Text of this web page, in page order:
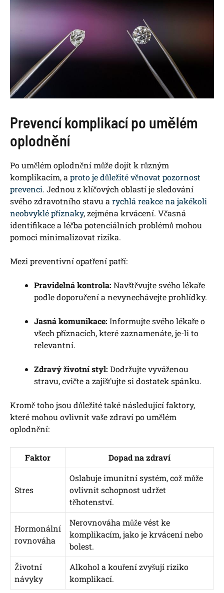
Prevencí komplikací po umělém
oplodnění
Po umělém oplodnění může dojít k různým
komplikacím, aproto je důležité věnovat pozornost
prevenci. Jednou z klíčových oblastí je sledování
svého zdravotního stavu arychlá reakce na jakékoli
neobvyklé příznaky, zejména krvácení. Včasná
identifikace a léčba potenciálních problémů mohou
pomoci minimalizovat rizika.
Mezi preventivní opatření patří:
Pravidelná kontrola: Navštěvujte svého lékaře
podle doporučení a nevynechávejte prohlídky.
Jasná komunikace: Informujte svého lékaře o
všech příznacích, které zaznamenáte, je-li to
relevantní.
Zdravý životní styl: Dodržujte vyváženou
stravu, cvičte a zajišťujte si dostatek spánku.
Kromě toho jsou důležité také následující faktory,
které mohou ovlivnit vaše zdraví po umělém
oplodnění:
Faktor Dopad na zdraví
Stres
Oslabuje imunitní systém, což může
ovlivnit schopnost udržet
těhotenství.
Hormonální
rovnováha
Nerovnováha může vést ke
komplikacím, jako je krvácení nebo
bolest.
Životní
návyky
Alkohol a kouření zvyšují riziko
komplikací.